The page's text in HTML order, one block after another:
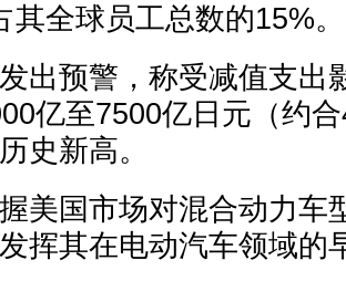
其全球员工总数的15%。
出预警，称受减值支出
亿至7500亿日元（约
史新高。
美国市场对混合动力车
挥其在电动汽车领域的